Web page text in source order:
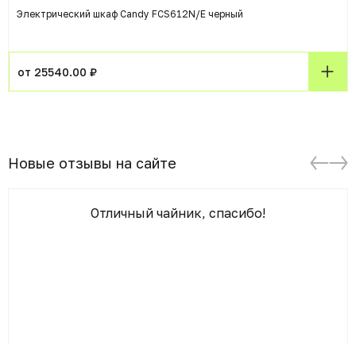
Электрический шкаф Candy FCS612N/E черный
от 25540.00 ₽
Новые отзывы на сайте
Отличный чайник, спасибо!